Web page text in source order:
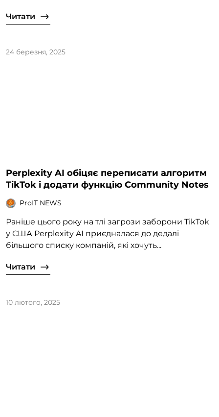
Читати
24 березня, 2025
Perplexity AI обіцяє переписати алгоритм
TikTok і додати функцію Community Notes
ProIT NEWS
Раніше цього року на тлі загрози заборони TikTok
у США Perplexity AI приєдналася до дедалі
більшого списку компаній, які хочуть...
Читати
10 лютого, 2025